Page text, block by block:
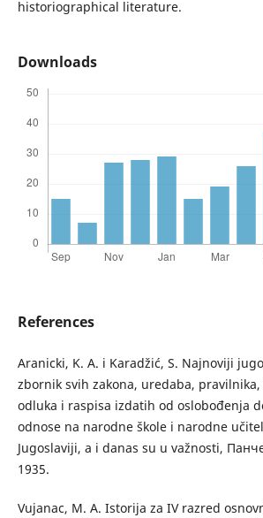
historiographical literature.
Downloads
References
Aranicki, K. A. i Karadžić, S. Najnoviji
zbornik svih zakona, uredaba,
odluka i raspisa izdatih od oslobođenja
odnose na narodne škole i narodne
Jugoslaviji, a i danas su u važnosti,
1935.
Vujanac, M. A. Istorija za IV razred